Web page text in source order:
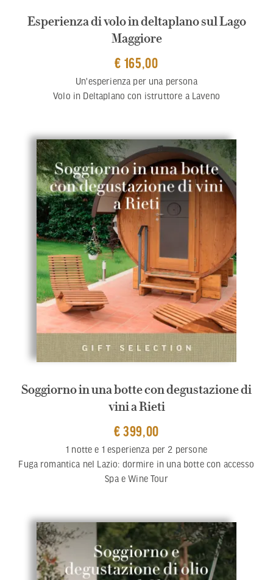
Esperienza di volo in deltaplano sul Lago
Maggiore
€ 165,00
Un'esperienza per una persona
Volo in Deltaplano con istruttore a Laveno
Soggiorno in una botte con degustazione di
vini a Rieti
€ 399,00
1 notte e 1 esperienza per 2 persone
Fuga romantica nel Lazio: dormire in una botte con accesso
Spa e Wine Tour